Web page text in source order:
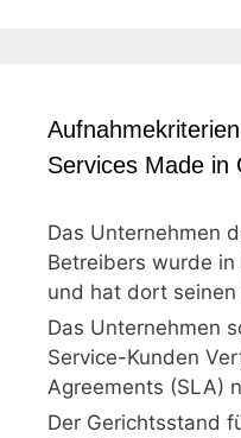
Services Made in
Das Unternehmen
Betreibers wurde
und hat dort
Das Unternehmen
Service-Kunden
Agreements (SLA)
Der Gerichtsstand